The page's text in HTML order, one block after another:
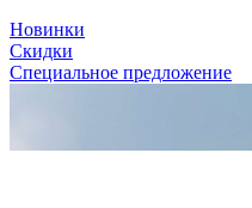
Новинки
Скидки
Специальное предложение